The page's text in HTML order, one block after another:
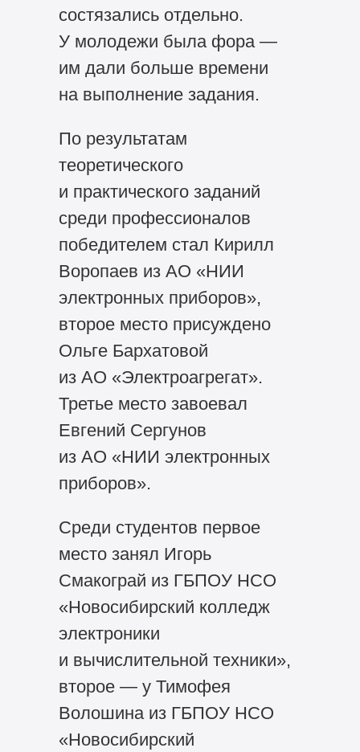
состязались отдельно.
У молодежи была фора —
им дали больше времени
на выполнение задания.
По результатам
теоретического
и практического заданий
среди профессионалов
победителем стал Кирилл
Воропаев из АО «НИИ
электронных приборов»,
второе место присуждено
Ольге Бархатовой
из АО «Электроагрегат».
Третье место завоевал
Евгений Сергунов
из АО «НИИ электронных
приборов».
Среди студентов первое
место занял Игорь
Смакограй из ГБПОУ НСО
«Новосибирский колледж
электроники
и вычислительной техники»,
второе — у Тимофея
Волошина из ГБПОУ НСО
«Новосибирский